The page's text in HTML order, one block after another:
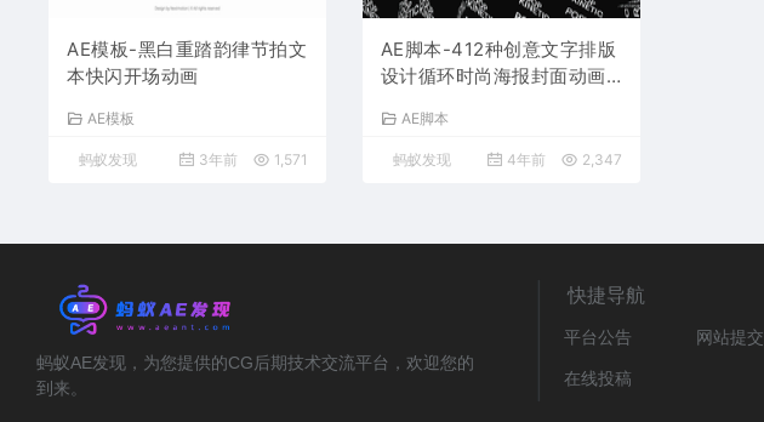
AE模板-黑白重踏韵律节拍文
本快闪开场动画
AE模板
蚂蚁发现 3年前 1,571
AE脚本-412种创意文字排版
设计循环时尚海报封面动画
c AE脚本
蚂蚁发现 4年前 2,347
蚂蚁AE发现，为您提供的CG后期技术交流平台，欢迎您的
到来。
快捷导航
平台公告
网站提交
在线投稿